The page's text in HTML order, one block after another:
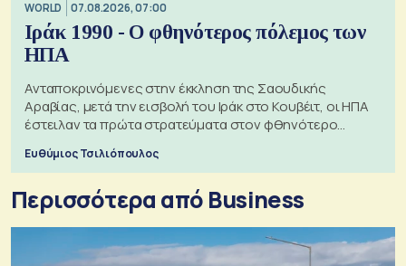
WORLD 07.08.2026, 07:00
Ιράκ 1990 - Ο φθηνότερος πόλεμος των
ΗΠΑ
Ανταποκρινόμενες στην έκκληση της Σαουδικής
Αραβίας, μετά την εισβολή του Ιράκ στο Κουβέιτ, οι ΗΠΑ
έστειλαν τα πρώτα στρατεύματα στον φθηνότερο
Ευθύμιος Τσιλιόπουλος
Περισσότερα από Business